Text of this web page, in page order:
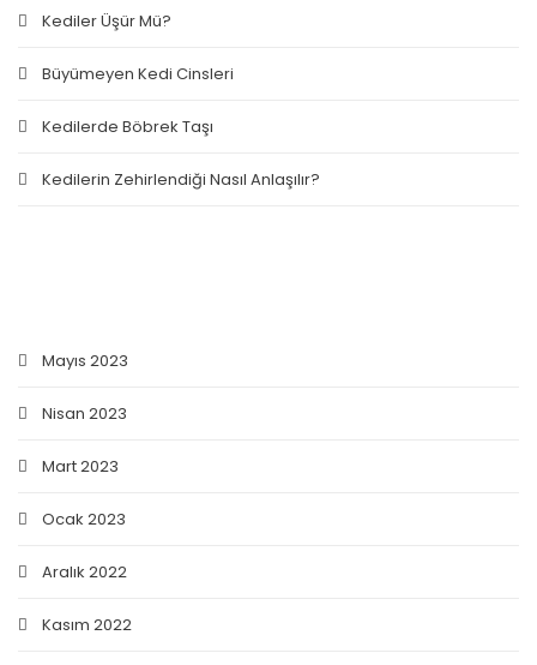
Kediler Üşür Mü?
Büyümeyen Kedi Cinsleri
Kedilerde Böbrek Taşı
Kedilerin Zehirlendiği Nasıl Anlaşılır?
Mayıs 2023
Nisan 2023
Mart 2023
Ocak 2023
Aralık 2022
Kasım 2022